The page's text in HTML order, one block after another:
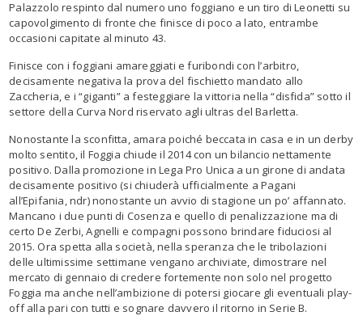
Palazzolo respinto dal numero uno foggiano e un tiro di Leonetti su
capovolgimento di fronte che finisce di poco a lato, entrambe
occasioni capitate al minuto 43.
Finisce con i foggiani amareggiati e furibondi con l’arbitro,
decisamente negativa la prova del fischietto mandato allo
Zaccheria, e i “giganti” a festeggiare la vittoria nella “disfida” sotto il
settore della Curva Nord riservato agli ultras del Barletta.
Nonostante la sconfitta, amara poiché beccata in casa e in un derby
molto sentito, il Foggia chiude il 2014 con un bilancio nettamente
positivo. Dalla promozione in Lega Pro Unica a un girone di andata
decisamente positivo (si chiuderà ufficialmente a Pagani
all’Epifania, ndr) nonostante un avvio di stagione un po’ affannato.
Mancano i due punti di Cosenza e quello di penalizzazione ma di
certo De Zerbi, Agnelli e compagni possono brindare fiduciosi al
2015. Ora spetta alla società, nella speranza che le tribolazioni
delle ultimissime settimane vengano archiviate, dimostrare nel
mercato di gennaio di credere fortemente non solo nel progetto
Foggia ma anche nell’ambizione di potersi giocare gli eventuali play-
off alla pari con tutti e sognare davvero il ritorno in Serie B.